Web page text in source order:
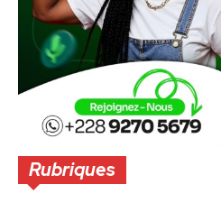
Rubriques